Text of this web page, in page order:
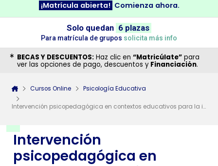
Intervención
psicopedagógica en
¡Matrícula abierta! Comienza ahora.
Solo quedan 6 plazas
Para matrícula de grupos solicita más info
BECAS Y DESCUENTOS: Haz clic en “Matricúlate” para
ver las opciones de pago, descuentos y Financiación.
Cursos Online Psicología Educativa
Intervención psicopedagógica en contextos educativos para la igualdad y mejora de la convivencia escolar
¿Necesitas más información
sobre un curso?